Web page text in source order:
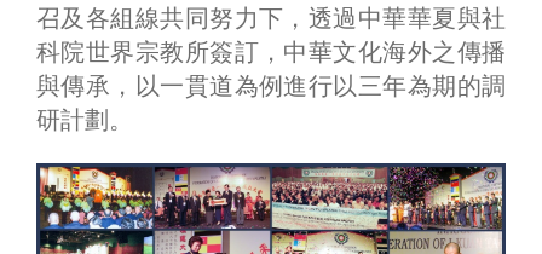
召及各組線共同努力下，透過中華華夏與社
科院世界宗教所簽訂，中華文化海外之傳播
與傳承，以一貫道為例進行以三年為期的調
研計劃。